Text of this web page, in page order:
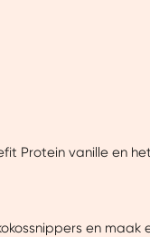
Protein vanille en
en